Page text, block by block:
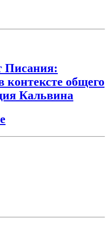
Писания:
контексте общего
Кальвина